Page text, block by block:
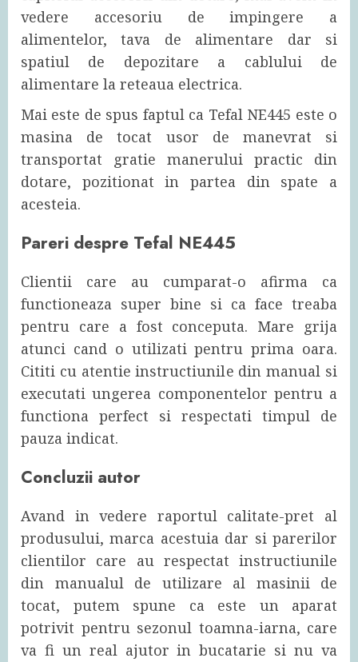
vedere accesoriu de impingere a
alimentelor, tava de alimentare dar si
spatiul de depozitare a cablului de
alimentare la reteaua electrica.
Mai este de spus faptul ca Tefal NE445 este o
masina de tocat usor de manevrat si
transportat gratie manerului practic din
dotare, pozitionat in partea din spate a
acesteia.
Pareri despre Tefal NE445
Clientii care au cumparat-o afirma ca
functioneaza super bine si ca face treaba
pentru care a fost conceputa. Mare grija
atunci cand o utilizati pentru prima oara.
Cititi cu atentie instructiunile din manual si
executati ungerea componentelor pentru a
functiona perfect si respectati timpul de
pauza indicat.
Concluzii autor
Avand in vedere raportul calitate-pret al
produsului, marca acestuia dar si parerilor
clientilor care au respectat instructiunile
din manualul de utilizare al masinii de
tocat, putem spune ca este un aparat
potrivit pentru sezonul toamna-iarna, care
va fi un real ajutor in bucatarie si nu va